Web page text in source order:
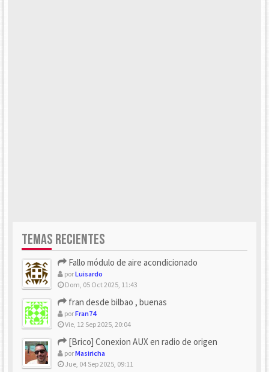
TEMAS RECIENTES
Fallo módulo de aire acondicionado
porLuisardo
Dom, 05 Oct 2025, 11:43
fran desde bilbao , buenas
porFran74
Vie, 12 Sep 2025, 20:04
[Brico] Conexion AUX en radio de origen
porMasiricha
Jue, 04 Sep 2025, 09:11